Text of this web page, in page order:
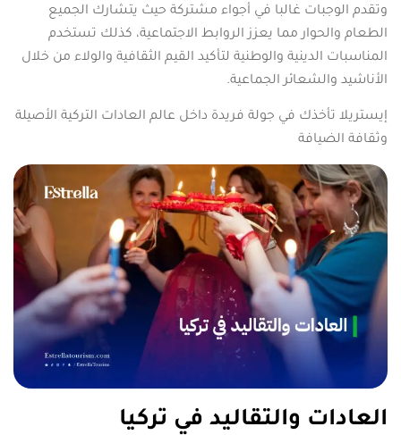
وتقدم الوجبات غالبا في أجواء مشتركة حيث يتشارك الجميع
الطعام والحوار مما يعزز الروابط الاجتماعية، كذلك تستخدم
المناسبات الدينية والوطنية لتأكيد القيم الثقافية والولاء من خلال
الأناشيد والشعائر الجماعية.
إيستريلا تأخذك في جولة فريدة داخل عالم العادات التركية الأصيلة
وثقافة الضيافة
العادات والتقاليد في تركيا